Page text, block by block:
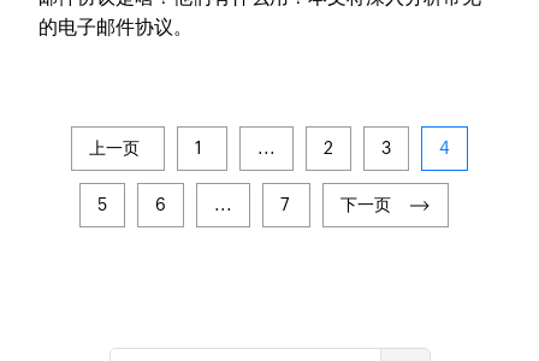
的电子邮件协议。
上一页 1 ... 2 3 4
5 6 ... 7 下一页